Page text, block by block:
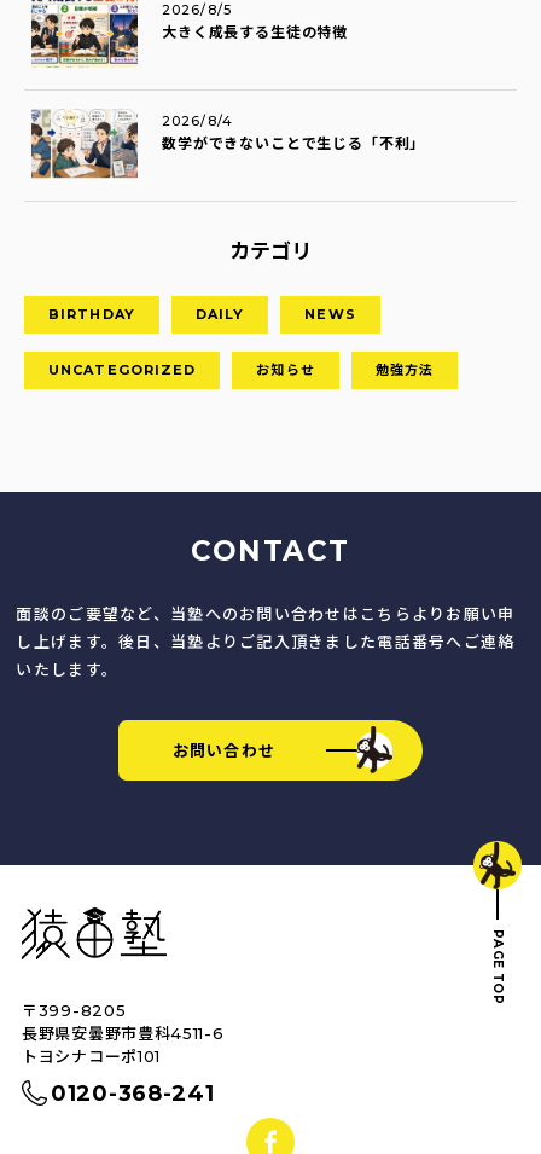
大きく成長する生徒の特徴
2026/8/5
数学ができないことで生じる「不利」
2026/8/4
カテゴリ
BIRTHDAY DAILY NEWS
UNCATEGORIZED お知らせ 勉強方法
CONTACT
面談のご要望など、当塾へのお問い合わせはこちらよりお願い申
し上げます。後日、当塾よりご記入頂きました電話番号へご連絡
いたします。
お問い合わせ
PAGE TOP
猿田塾
〒399-8205
長野県安曇野市豊科4511-6
トヨシナコーポ101
0120-368-241
facebook